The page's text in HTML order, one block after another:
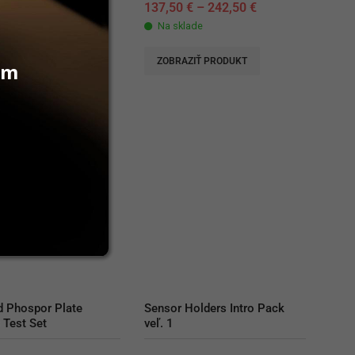
137,50 € – 242,50 €
Na sklade
ZOBRAZIŤ PRODUKT
Phospor Plate
Set
Sensor Holders Intro Pack
veľ. 1